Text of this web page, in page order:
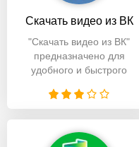
Скачать видео из ВК
"Скачать видео из ВК"
предназначено для
удобного и быстрого
видеоконтента из